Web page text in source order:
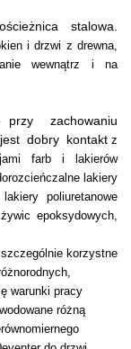
stalowa.
i drzwi z drewna,
wewnątrz i na
przy zachowaniu
dobry kontakt z
farb i lakierów
lakiery
poliuretanowe
epoksydowych,
korzystne
warunki pracy
różną